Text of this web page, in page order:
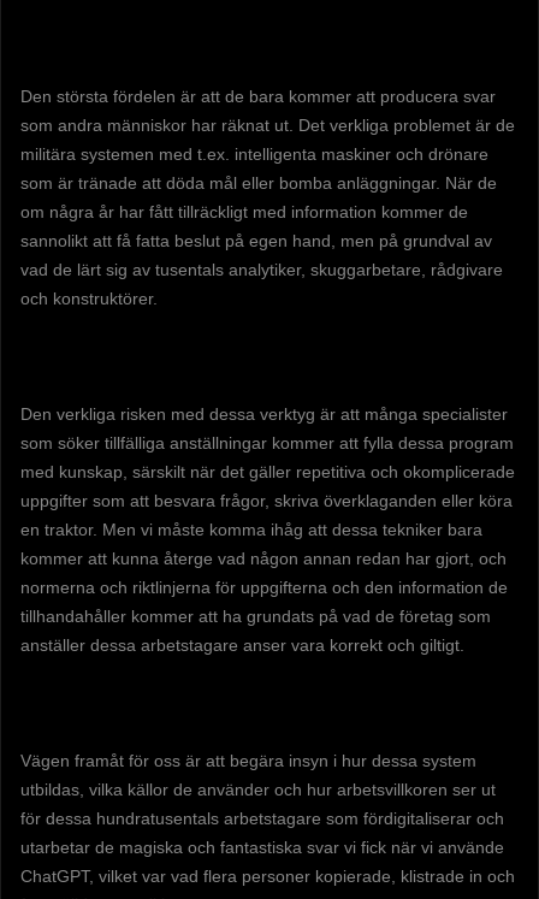
Den största fördelen är att de bara kommer att producera svar
som andra människor har räknat ut. Det verkliga problemet är de
militära systemen med t.ex. intelligenta maskiner och drönare
som är tränade att döda mål eller bomba anläggningar. När de
om några år har fått tillräckligt med information kommer de
sannolikt att få fatta beslut på egen hand, men på grundval av
vad de lärt sig av tusentals analytiker, skuggarbetare, rådgivare
och konstruktörer.
Den verkliga risken med dessa verktyg är att många specialister
som söker tillfälliga anställningar kommer att fylla dessa program
med kunskap, särskilt när det gäller repetitiva och okomplicerade
uppgifter som att besvara frågor, skriva överklaganden eller köra
en traktor. Men vi måste komma ihåg att dessa tekniker bara
kommer att kunna återge vad någon annan redan har gjort, och
normerna och riktlinjerna för uppgifterna och den information de
tillhandahåller kommer att ha grundats på vad de företag som
anställer dessa arbetstagare anser vara korrekt och giltigt.
Vägen framåt för oss är att begära insyn i hur dessa system
utbildas, vilka källor de använder och hur arbetsvillkoren ser ut
för dessa hundratusentals arbetstagare som fördigitaliserar och
utarbetar de magiska och fantastiska svar vi fick när vi använde
ChatGPT, vilket var vad flera personer kopierade, klistrade in och